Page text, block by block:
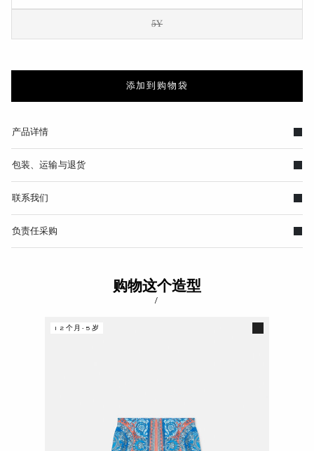
5Y
添加到购物袋
产品详情
包装、运输与退货
联系我们
负责任采购
购物这个造型
/
12个月-5岁